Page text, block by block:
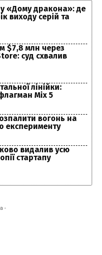
«Дому дракона»: де
виходу серій та
$7,8 млн через
суд схвалив
лінійки:
Mix 5
вогонь на
експерименту
видалив усю
стартапу
-